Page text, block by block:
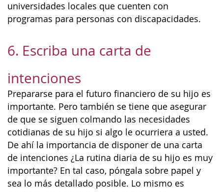
universidades locales que cuenten con
programas para personas con discapacidades.
6. Escriba una carta de
intenciones
Prepararse para el futuro financiero de su hijo es
importante. Pero también se tiene que asegurar
de que se siguen colmando las necesidades
cotidianas de su hijo si algo le ocurriera a usted.
De ahí la importancia de disponer de una carta
de intenciones ¿La rutina diaria de su hijo es muy
importante? En tal caso, póngala sobre papel y
sea lo más detallado posible. Lo mismo es